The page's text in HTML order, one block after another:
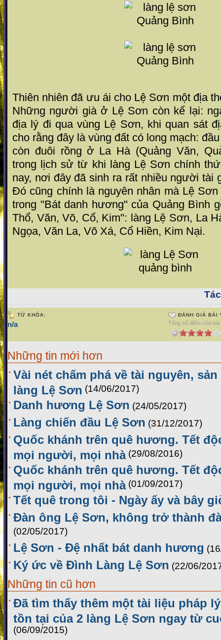
Thiên nhiên đã ưu ái cho Lệ Sơn một địa
Những người già ở Lệ Sơn còn kể lại:
địa lý đi qua vùng Lệ Sơn, khi quan sát
cho rằng đây là vùng đất có long mạch:
còn đuôi rồng ở La Hà (Quảng Văn,
trong lịch sử từ khi làng Lệ Sơn chính
nay, nơi đây đã sinh ra rất nhiều người tài
Đó cũng chính là nguyên nhân mà Lệ
trong "Bát danh hương" của Quảng Bình
Thổ, Văn, Võ, Cổ, Kim": làng Lệ Sơn, La
Ngọa, Văn La, Võ Xá, Cổ Hiền, Kim Nại.
TỪ KHÓA:
n/a
ĐÁNH GIÁ BÀI
Tổng số điểm của
Những tin mới hơn
Vài nét chấm phá về tài nguyên,
làng Lệ Sơn (14/06/2017)
Danh hương Lệ Sơn (24/05/2017)
Làng chiến đầu Lệ Sơn (31/12/2017)
Quốc khánh trên quê hương. Tết
mọi người, mọi nhà (29/08/2016)
Quốc khánh trên quê hương. Tết
mọi người, mọi nhà (01/09/2017)
Tết quê trong tôi - Ngày ấy và bây
Đàn ông Lệ Sơn, không trở thành
(02/05/2017)
Lệ Sơn - Đệ nhất bát danh hương
Ký ức về Đình Làng Lệ Sơn (22/06/
Những tin cũ hơn
Đã tìm thấy thêm một tài liệu pháp
tồn tại của 2 làng Lệ Sơn ngay từ
(06/09/2015)